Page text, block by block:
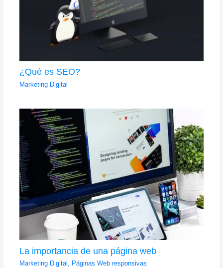
¿Qué es SEO?
Marketing Digital
La importancia de una página web
Marketing Digital , Páginas Web responsivas